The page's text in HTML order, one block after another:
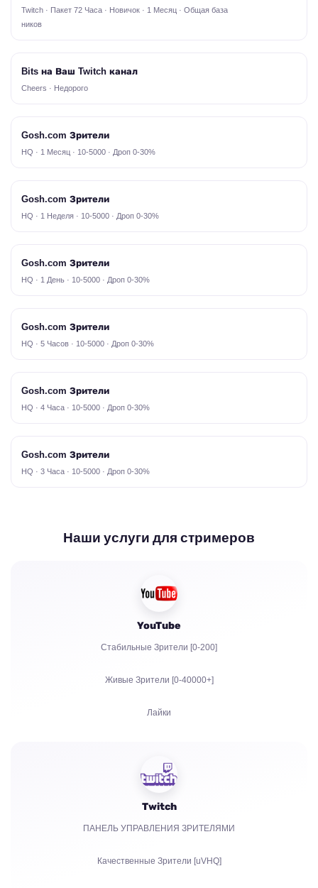
Twitch · Пакет 72 Часа · Новичок · 1 Месяц · Общая база
ников
Bits на Ваш Twitch канал
Cheers · Недорого
Gosh.com Зрители
HQ · 1 Месяц · 10-5000 · Дроп 0-30%
Gosh.com Зрители
HQ · 1 Неделя · 10-5000 · Дроп 0-30%
Gosh.com Зрители
HQ · 1 День · 10-5000 · Дроп 0-30%
Gosh.com Зрители
HQ · 5 Часов · 10-5000 · Дроп 0-30%
Gosh.com Зрители
HQ · 4 Часа · 10-5000 · Дроп 0-30%
Gosh.com Зрители
HQ · 3 Часа · 10-5000 · Дроп 0-30%
Наши услуги для стримеров
YouTube
Стабильные Зрители [0-200]
Живые Зрители [0-40000+]
Лайки
Подписчики
Часы просмотров для Ютуба
Twitch
ПАНЕЛЬ УПРАВЛЕНИЯ ЗРИТЕЛЯМИ
Качественные Зрители [uVHQ]